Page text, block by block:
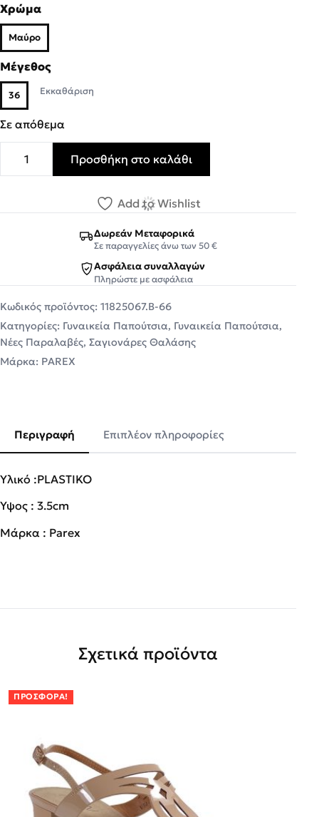
Χρώμα
Μαύρο
Μέγεθος
36 Εκκαθάριση
Σε απόθεμα
Parex Γυναικείες Παντόφλες Σαγιονάρες Τ-Bar
Προσθήκη στο καλάθι
Add to Wishlist
Δωρεάν Μεταφορικά
Σε παραγγελίες άνω των 50 €
Ασφάλεια συναλλαγών
Πληρώστε με ασφάλεια
Κωδικός προϊόντος: 11825067.B-66
Κατηγορίες: Γυναικεία Παπούτσια, Γυναικεία Παπούτσια,
Νέες Παραλαβές, Σαγιονάρες Θαλάσης
Μάρκα: PAREX
Περιγραφή Επιπλέον πληροφορίες
Υλικό :PLASTIKO
Ύψος : 3.5cm
Μάρκα : Parex
Σχετικά προϊόντα
ΠΡΟΣΦΟΡΆ!